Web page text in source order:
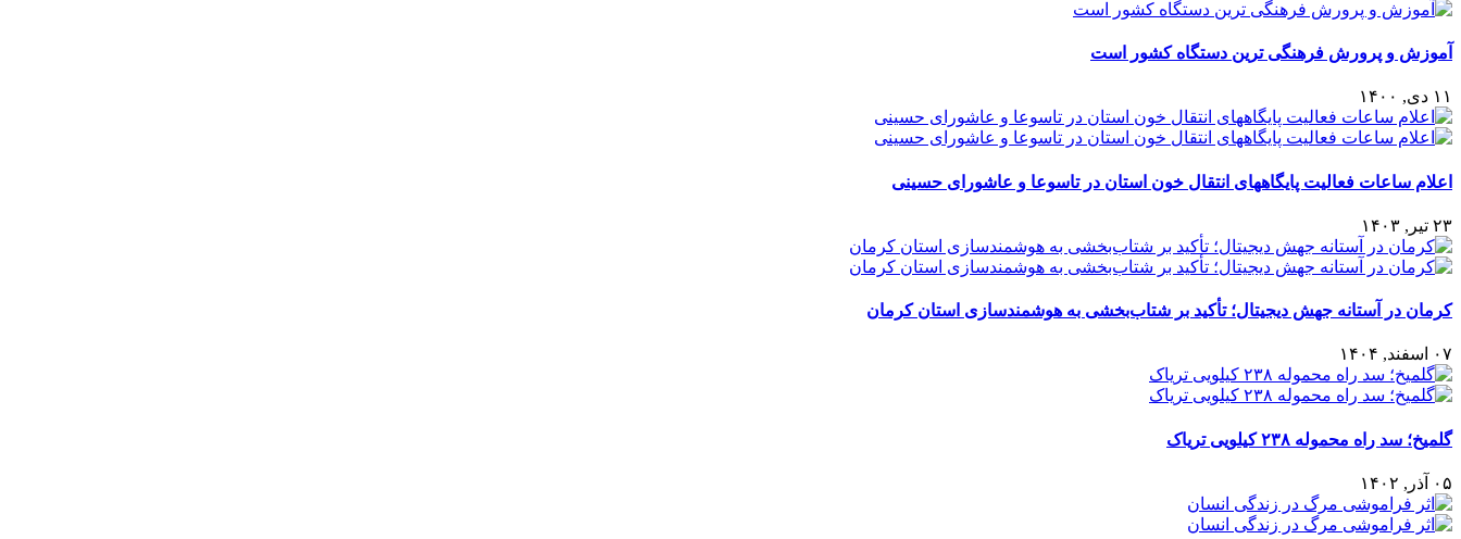
آموزش و پرورش فرهنگی ترین دستگاه کشور است
۱۱ دی, ۱۴۰۰
اعلام ساعات فعالیت پایگاههای انتقال خون استان در تاسوعا و عاشورای حسینی
۲۳ تیر, ۱۴۰۳
کرمان در آستانه جهش دیجیتال؛ تأکید بر شتاب‌بخشی به هوشمندسازی استان کرمان
۰۷ اسفند, ۱۴۰۴
گلمیخ؛ سد راه محموله ۲۳۸ کیلویی تریاک
۰۵ آذر, ۱۴۰۲